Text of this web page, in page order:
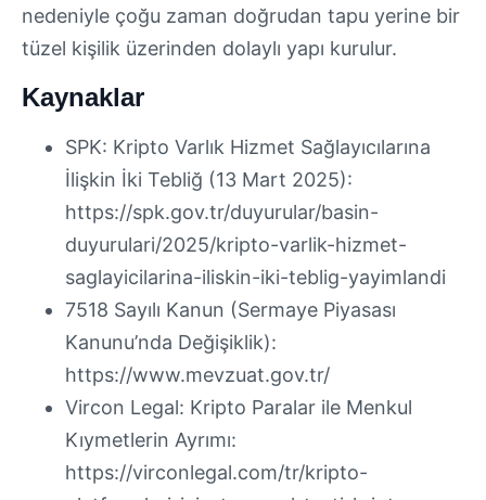
nedeniyle çoğu zaman doğrudan tapu yerine bir
tüzel kişilik üzerinden dolaylı yapı kurulur.
Kaynaklar
SPK: Kripto Varlık Hizmet Sağlayıcılarına
İlişkin İki Tebliğ (13 Mart 2025):
https://spk.gov.tr/duyurular/basin-
duyurulari/2025/kripto-varlik-hizmet-
saglayicilarina-iliskin-iki-teblig-yayimlandi
7518 Sayılı Kanun (Sermaye Piyasası
Kanunu’nda Değişiklik):
https://www.mevzuat.gov.tr/
Vircon Legal: Kripto Paralar ile Menkul
Kıymetlerin Ayrımı:
https://virconlegal.com/tr/kripto-